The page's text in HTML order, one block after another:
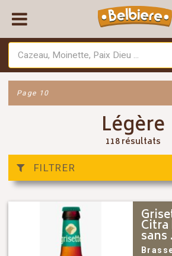
Page 10
Légère
118 résultats
FILTRER
Citra
sans